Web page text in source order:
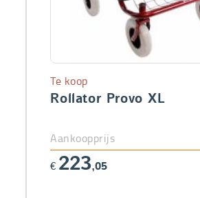
Rollator Provo XL
Te koop
Aankoopprijs
€ 223,05